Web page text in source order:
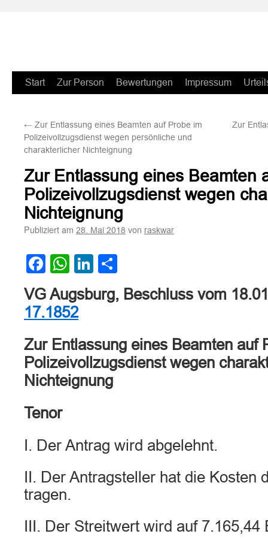
Zum
springen
Start Zur Person Bewertungen Impressum
← Zur Entlassung eines Beamten auf Probe im
Polizeivollzugsdienst wegen persönliche und
charakterlicher Nichteignung
Zur
Zur Entlassung eines Beamten
Polizeivollzugsdienst wegen
Nichteignung
Publiziert am 28. Mai 2018 von raskwar
Facebook
WhatsApp
LinkedIn
VG Augsburg, Beschluss vom
17.1852
Zur Entlassung eines Beamten auf
Polizeivollzugsdienst wegen
Nichteignung
Tenor
I. Der Antrag wird abgelehnt.
II. Der Antragsteller hat die Kosten
tragen.
III. Der Streitwert wird auf